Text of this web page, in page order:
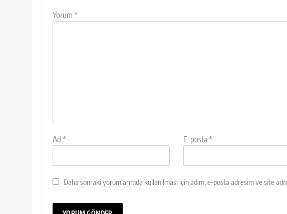
Yorum *
Ad * E-posta*
Daha sonraki yorumlarımda kullanılması için adım, e-posta adresim ve site